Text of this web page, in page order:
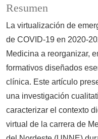
Resumen
La virtualización de
de COVID-19 en 2020-
Medicina a reorganizar,
formativos diseñados
clínica. Este artículo
una investigación
caracterizar el contexto
virtual de la carrera de